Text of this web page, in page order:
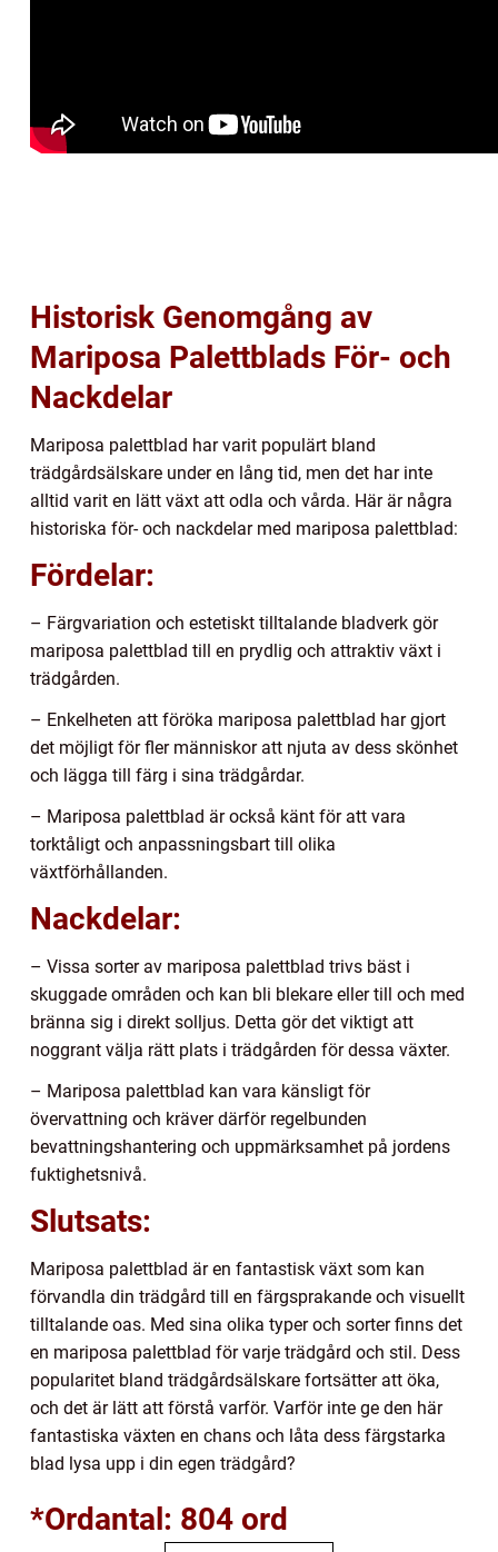
Historisk Genomgång av
Mariposa Palettblads För- och
Nackdelar
Mariposa palettblad har varit populärt bland
trädgårdsälskare under en lång tid, men det har inte
alltid varit en lätt växt att odla och vårda. Här är några
historiska för- och nackdelar med mariposa palettblad:
Fördelar:
– Färgvariation och estetiskt tilltalande bladverk gör
mariposa palettblad till en prydlig och attraktiv växt i
trädgården.
– Enkelheten att föröka mariposa palettblad har gjort
det möjligt för fler människor att njuta av dess skönhet
och lägga till färg i sina trädgårdar.
– Mariposa palettblad är också känt för att vara
torktåligt och anpassningsbart till olika
växtförhållanden.
Nackdelar:
– Vissa sorter av mariposa palettblad trivs bäst i
skuggade områden och kan bli blekare eller till och med
bränna sig i direkt solljus. Detta gör det viktigt att
noggrant välja rätt plats i trädgården för dessa växter.
– Mariposa palettblad kan vara känsligt för
övervattning och kräver därför regelbunden
bevattningshantering och uppmärksamhet på jordens
fuktighetsnivå.
Slutsats:
Mariposa palettblad är en fantastisk växt som kan
förvandla din trädgård till en färgsprakande och visuellt
tilltalande oas. Med sina olika typer och sorter finns det
en mariposa palettblad för varje trädgård och stil. Dess
popularitet bland trädgårdsälskare fortsätter att öka,
och det är lätt att förstå varför. Varför inte ge den här
fantastiska växten en chans och låta dess färgstarka
blad lysa upp i din egen trädgård?
*Ordantal: 804 ord